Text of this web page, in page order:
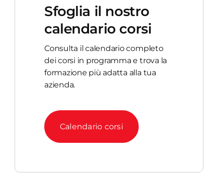
Sfoglia il nostro
calendario corsi
Consulta il calendario completo
dei corsi in programma e trova la
formazione più adatta alla tua
azienda.
Calendario corsi